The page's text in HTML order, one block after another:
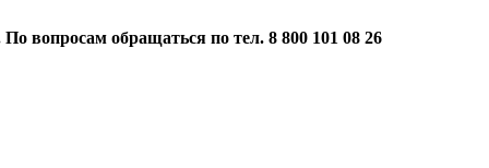
вопросам обращаться по тел. 8 800 101 08 26